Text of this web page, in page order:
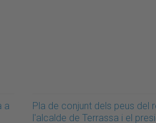
a
Pla de conjunt dels peus del
l'alcalde de Terrassa i el